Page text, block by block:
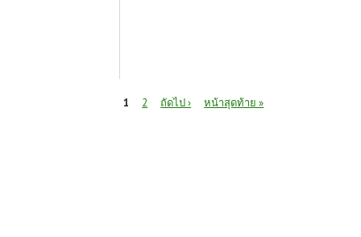
1 2 ถัดไป › หน้าสุดท้าย »